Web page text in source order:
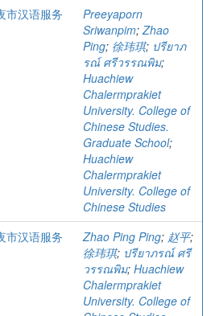
市汉语服务
Preeyaporn
Sriwanpim;Zhao
Ping; 徐玮琪; ปรียาภ
รณ์ ศรีวรรณพิม;
Huachiew
Chalermprakiet
University. College of
Chinese Studies.
Graduate School;
Huachiew
Chalermprakiet
University. College of
Chinese Studies
市汉语服务
Zhao Ping Ping; 赵平;
徐玮琪; ปรียาภรณ์ ศรี
วรรณพิม; Huachiew
Chalermprakiet
University. College of